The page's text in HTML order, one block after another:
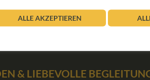
& LIEBEVOLLE
ALLE AKZEPTIEREN